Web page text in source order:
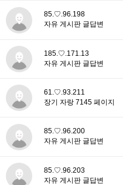
85.♡.96.198
자유 게시판 글답변
185.♡.171.13
자유 게시판 글답변
61.♡.93.211
장기 자랑 7145 페이지
85.♡.96.200
자유 게시판 글답변
85.♡.96.203
자유 게시판 글답변